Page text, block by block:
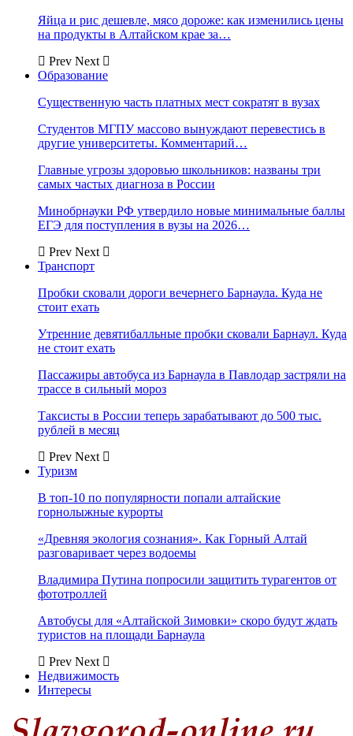
Яйца и рис дешевле, мясо дороже: как изменились цены
на продукты в Алтайском крае за…
Prev Next
Образование
Существенную часть платных мест сократят в вузах
Студентов МГПУ массово вынуждают перевестись в
другие университеты. Комментарий…
Главные угрозы здоровью школьников: названы три
самых частых диагноза в России
Минобрнауки РФ утвердило новые минимальные баллы
ЕГЭ для поступления в вузы на 2026…
Prev Next
Транспорт
Пробки сковали дороги вечернего Барнаула. Куда не
стоит ехать
Утренние девятибалльные пробки сковали Барнаул. Куда
не стоит ехать
Пассажиры автобуса из Барнаула в Павлодар застряли на
трассе в сильный мороз
Таксисты в России теперь зарабатывают до 500 тыс.
рублей в месяц
Prev Next
Туризм
В топ-10 по популярности попали алтайские
горнолыжные курорты
«Древняя экология сознания». Как Горный Алтай
разговаривает через водоемы
Владимира Путина попросили защитить турагентов от
фототроллей
Автобусы для «Алтайской Зимовки» скоро будут ждать
туристов на площади Барнаула
Prev Next
Недвижимость
Интересы